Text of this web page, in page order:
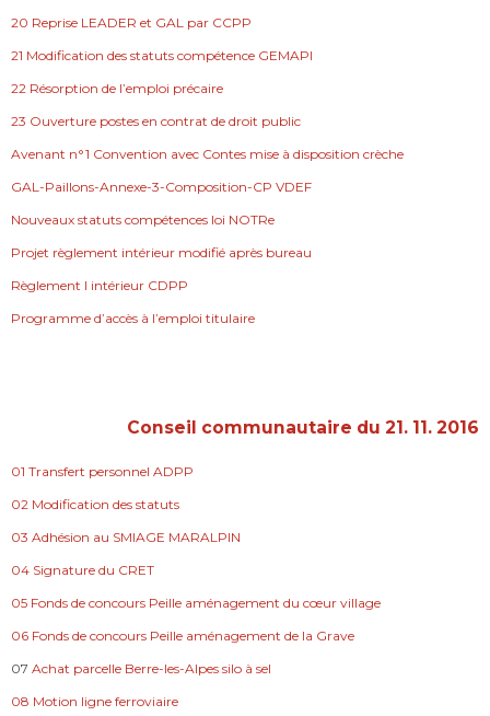
20 Reprise LEADER et GAL par CCPP
21 Modification des statuts compétence GEMAPI
22 Résorption de l’emploi précaire
23 Ouverture postes en contrat de droit public
Avenant n°1 Convention avec Contes mise à disposition crèche
GAL-Paillons-Annexe-3-Composition-CP VDEF
Nouveaux statuts compétences loi NOTRe
Projet règlement intérieur modifié après bureau
Règlement l intérieur CDPP
Programme d’accès à l’emploi titulaire
Conseil communautaire du 21. 11. 2016
01 Transfert personnel ADPP
02 Modification des statuts
03 Adhésion au SMIAGE MARALPIN
04 Signature du CRET
05 Fonds de concours Peille aménagement du cœur village
06 Fonds de concours Peille aménagement de la Grave
07 Achat parcelle Berre-les-Alpes silo à sel
08 Motion ligne ferroviaire